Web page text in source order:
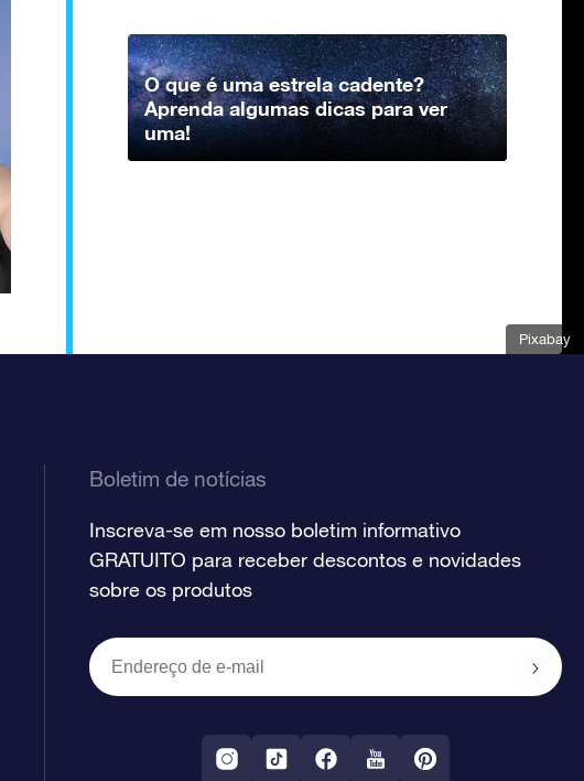
Pixabay
O que é uma estrela cadente?
Aprenda algumas dicas para ver
uma!
Boletim de notícias
Inscreva-se em nosso boletim informativo
GRATUITO para receber descontos e novidades
sobre os produtos